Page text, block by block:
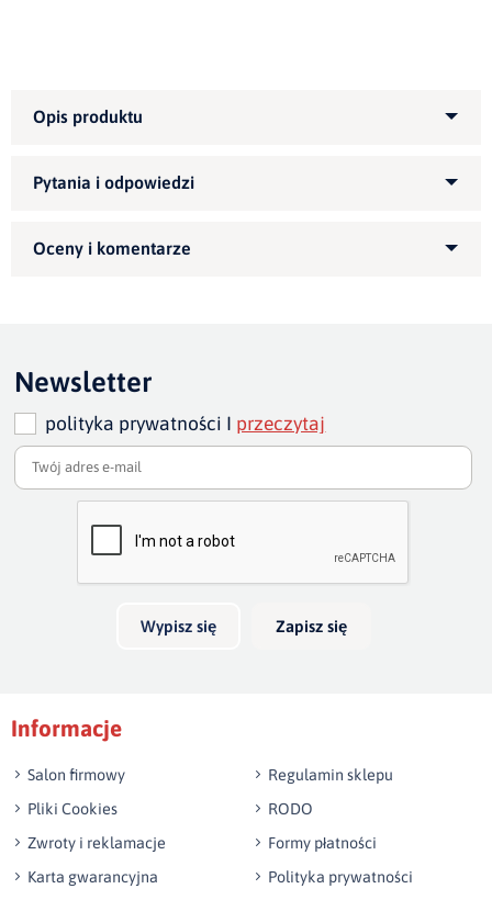
wysokość 82cm
Zapytaj o produkt
Dodaj opinię o produkcie
Twoja ocena
Bardzo dobry
Twoja opinia o produkcie
Newsletter
polityka prywatności I przeczytaj
Wypisz się Zapisz się
Informacje
Salon firmowy
Regulamin sklepu
Pliki Cookies
RODO
Zwroty i reklamacje
Formy płatności
Karta gwarancyjna
Polityka prywatności